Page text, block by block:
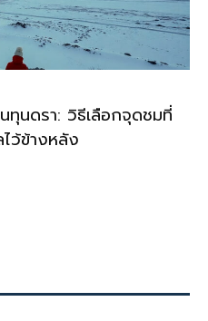
ทุนดรา: วิธีเลือกจุดชมที่
ว้ข้างหลัง